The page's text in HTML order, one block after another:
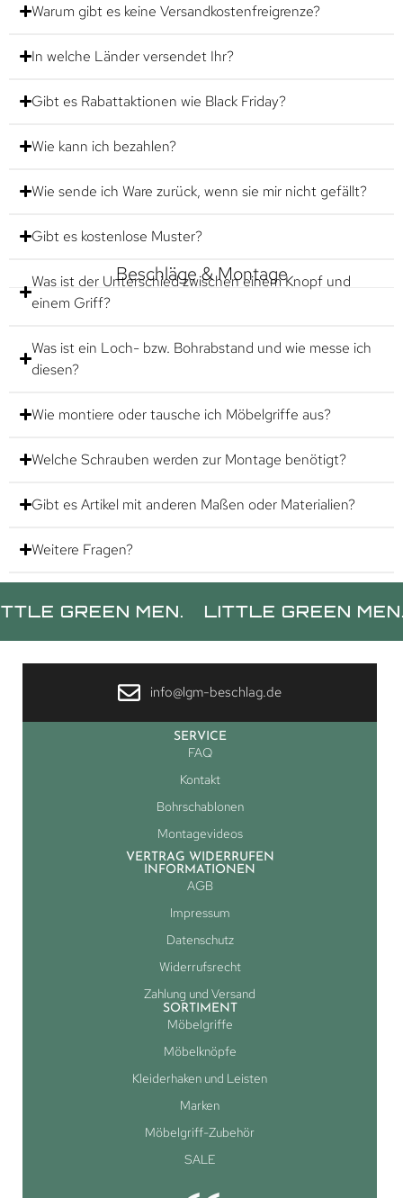
Warum gibt es keine Versandkostenfreigrenze?
In welche Länder versendet Ihr?
Gibt es Rabattaktionen wie Black Friday?
Wie kann ich bezahlen?
Wie sende ich Ware zurück, wenn sie mir nicht gefällt?
Gibt es kostenlose Muster?
Beschläge & Montage
Was ist der Unterschied zwischen einem Knopf und
einem Griff?
Was ist ein Loch- bzw. Bohrabstand und wie messe ich
diesen?
Wie montiere oder tausche ich Möbelgriffe aus?
Welche Schrauben werden zur Montage benötigt?
Gibt es Artikel mit anderen Maßen oder Materialien?
Weitere Fragen?
MEN. LITTLE GREEN MEN.
info@lgm-beschlag.de
SERVICE
FAQ
Kontakt
Bohrschablonen
Montagevideos
VERTRAG WIDERRUFEN
INFORMATIONEN
AGB
Impressum
Datenschutz
Widerrufsrecht
Zahlung und Versand
SORTIMENT
Möbelgriffe
Möbelknöpfe
Kleiderhaken und Leisten
Marken
Möbelgriff-Zubehör
SALE